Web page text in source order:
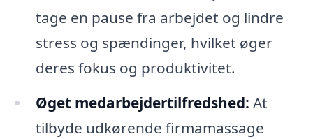
tage en pause fra arbejdet og lindre
stress og spændinger, hvilket øger
deres fokus og produktivitet.
Øget medarbejdertilfredshed: At
tilbyde udkørende firmamassage